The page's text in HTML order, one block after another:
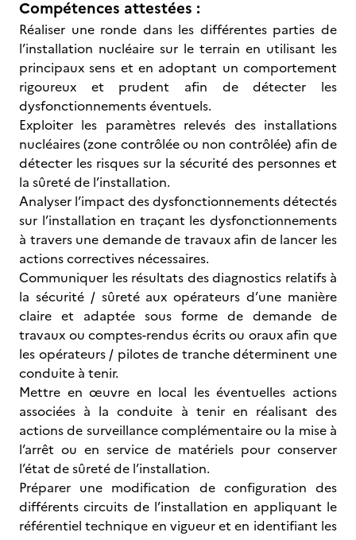
Compétences attestées :
Réaliser une ronde dans les différentes parties de
l’installation nucléaire sur le terrain en utilisant les
principaux sens et en adoptant un comportement
rigoureux et prudent afin de détecter les
dysfonctionnements éventuels.
Exploiter les paramètres relevés des installations
nucléaires (zone contrôlée ou non contrôlée) afin de
détecter les risques sur la sécurité des personnes et
la sûreté de l’installation.
Analyser l’impact des dysfonctionnements détectés
sur l’installation en traçant les dysfonctionnements
à travers une demande de travaux afin de lancer les
actions correctives nécessaires.
Communiquer les résultats des diagnostics relatifs à
la sécurité / sûreté aux opérateurs d’une manière
claire et adaptée sous forme de demande de
travaux ou comptes-rendus écrits ou oraux afin que
les opérateurs / pilotes de tranche déterminent une
conduite à tenir.
Mettre en œuvre en local les éventuelles actions
associées à la conduite à tenir en réalisant des
actions de surveillance complémentaire ou la mise à
l’arrêt ou en service de matériels pour conserver
l’état de sûreté de l’installation.
Préparer une modification de configuration des
différents circuits de l’installation en appliquant le
référentiel technique en vigueur et en identifiant les